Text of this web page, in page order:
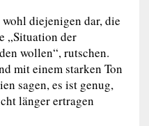
diejenigen dar, die
„Situation der
wollen“, rutschen.
mit einem starken Ton
sagen, es ist genug,
länger ertragen